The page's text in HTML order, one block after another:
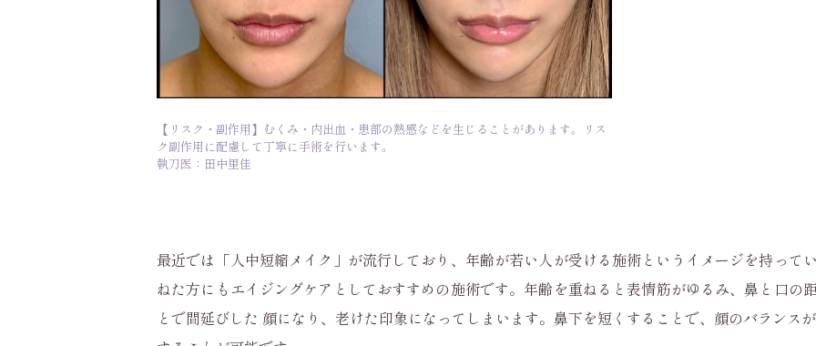
【リスク・副作用】むくみ・内出血・患部の熱感などを生じることがあります。リス
ク副作用に配慮して丁寧に手術を行います。
執刀医：田中里佳
最近では「人中短縮メイク」が流行しており、年齢が若い人が受ける施術というイメージを持って
ねた方にもエイジングケアとしておすすめの施術です。年齢を重ねると表情筋がゆるみ、鼻と口の
とで間延びした 顔になり、老けた印象になってしまいます。鼻下を短くすることで、顔のバランス